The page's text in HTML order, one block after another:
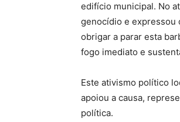
edifício municipal. No
genocídio e expressou
obrigar a parar esta
fogo imediato e
Este ativismo político
apoiou a causa,
política.